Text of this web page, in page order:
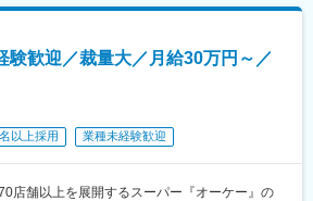
験歓迎／裁量大／月給30万円～／
以上採用 業種未経験歓迎
店舗以上を展開するスーパー『オーケー』の